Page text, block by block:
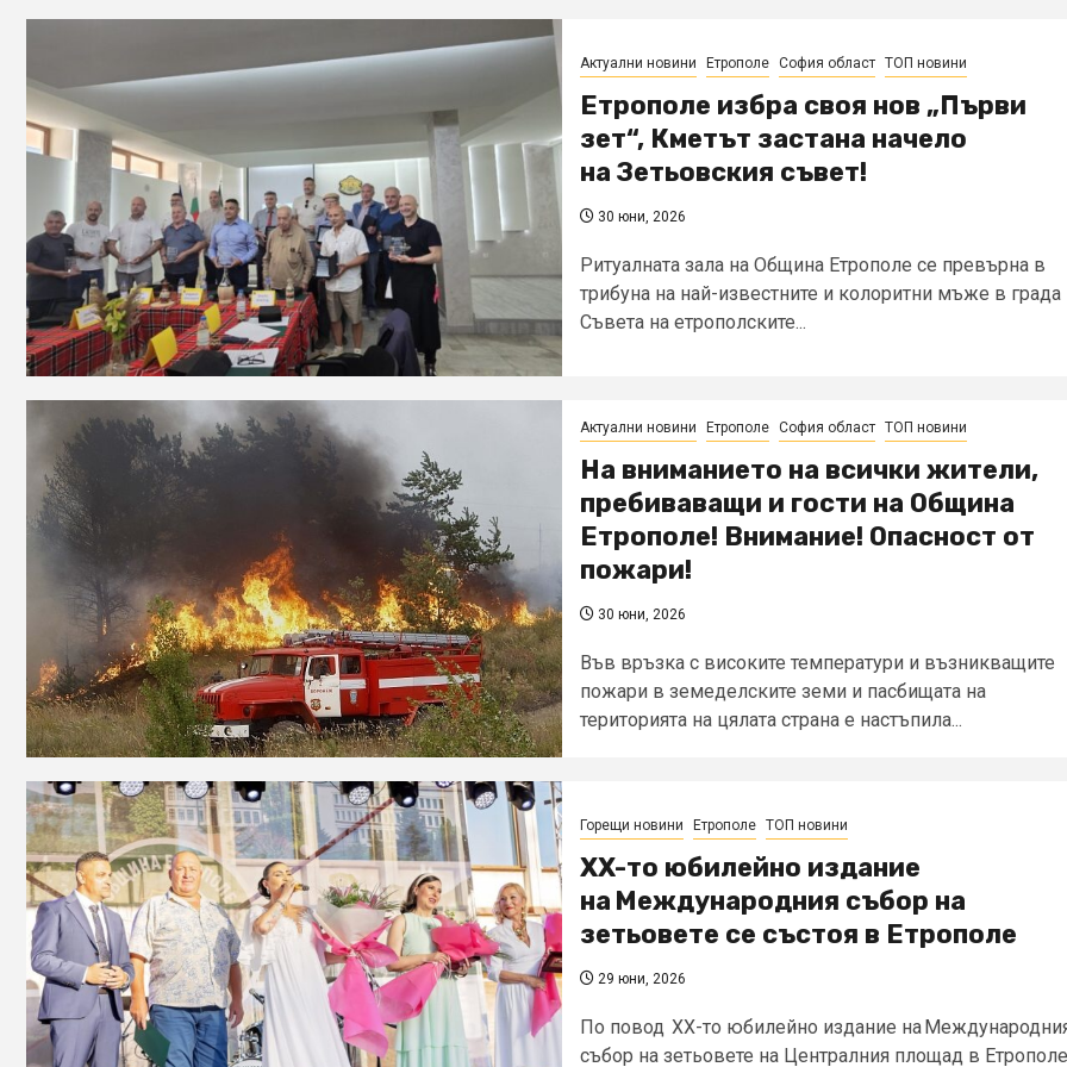
Актуални новини Етрополе София област ТОП новини
Етрополе избра своя нов „Първи
зет“, Кметът застана начело
на Зетьовския съвет!
30 юни, 2026
Ритуалната зала на Община Етрополе се превърна в
трибуна на най-известните и колоритни мъже в града
Съвета на етрополските...
Актуални новини Етрополе София област ТОП новини
На вниманието на всички жители,
пребиваващи и гости на Община
Етрополе! Внимание! Опасност от
пожари!
30 юни, 2026
Във връзка с високите температури и възникващите
пожари в земеделските земи и пасбищата на
територията на цялата страна е настъпила...
Горещи новини Етрополе ТОП новини
XX-то юбилейно издание
на Международния събор на
зетьовете се състоя в Етрополе
29 юни, 2026
По повод XX-то юбилейно издание на
събор на зетьовете на Централния площад в Етрополе